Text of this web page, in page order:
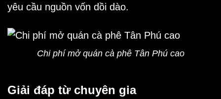
yêu cầu nguồn vốn dồi dào.
Chi phí mở quán cà phê Tân Phú cao
Giải đáp từ chuyên gia